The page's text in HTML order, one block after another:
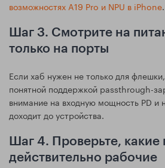
возможностях A19 Pro и NPU в iPhone.
Шаг 3. Смотрите на
только на порты
Если хаб нужен не только для
понятной поддержкой passthrough-
внимание на входную мощность PD и
доходит до устройства.
Шаг 4. Проверьте, какие
действительно рабочие